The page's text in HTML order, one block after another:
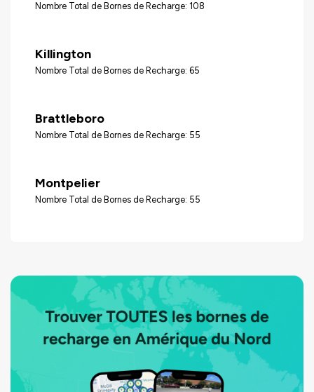
Nombre Total de Bornes de Recharge: 108
Killington
Nombre Total de Bornes de Recharge: 65
Brattleboro
Nombre Total de Bornes de Recharge: 55
Montpelier
Nombre Total de Bornes de Recharge: 55